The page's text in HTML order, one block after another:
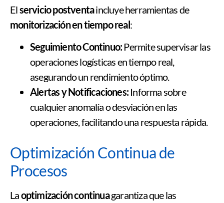
Elservicio postventaincluye herramientas de
monitorización en tiempo real:
Seguimiento Continuo:Permite supervisar las
operaciones logísticas en tiempo real,
asegurando un rendimiento óptimo.
Alertas y Notificaciones:Informa sobre
cualquier anomalía o desviación en las
operaciones, facilitando una respuesta rápida.
Optimización Continua de
Procesos
Laoptimización continuagarantiza que las